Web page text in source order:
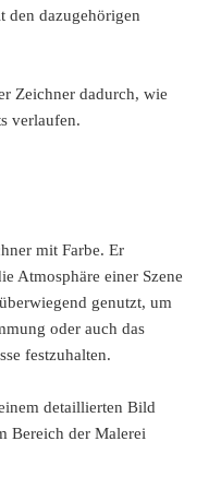
den dazugehörigen
Zeichner dadurch, wie
verlaufen.
mit Farbe. Er
Atmosphäre einer Szene
genutzt, um
oder auch das
festzuhalten.
detaillierten Bild
Bereich der Malerei